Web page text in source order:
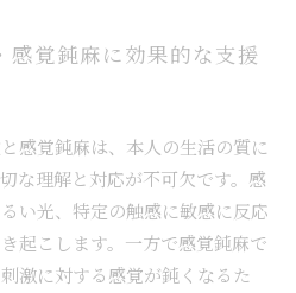
感覚鈍麻に効果的な支援
感覚鈍麻は、本人の生活の質に
な理解と対応が不可欠です。感
い光、特定の触感に敏感に反応
起こします。一方で感覚鈍麻で
激に対する感覚が鈍くなるた